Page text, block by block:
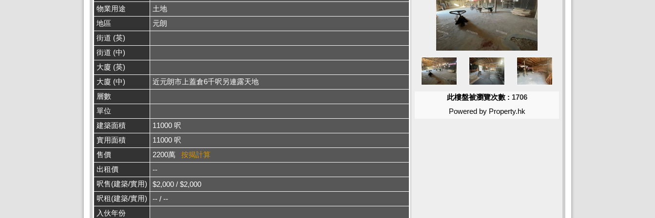
物業用途
土地
地區
元朗
街道 (英)
街道 (中)
大廈 (英)
大廈 (中)
近元朗市上蓋倉6千呎另連露天地
層數
單位
建築面積
11000 呎
實用面積
11000 呎
售價
2200萬 按揭計算
出租價
--
呎售(建築/實用)
$2,000 / $2,000
呎租(建築/實用)
-- / --
入伙年份
此樓盤被瀏覽次數 : 1706
Powered by Property.hk